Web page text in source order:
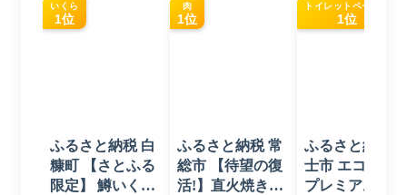
いくら
1位
ふるさと納税 白
糠町 【さとふる
限定】 鱒いくら
肉
1位
ふるさと納税 常
総市 【待望の復
活!】直火焼きハ
トイレットペーパー
1位
ふるさと納税
士市 エコロジ
プレミアム ト